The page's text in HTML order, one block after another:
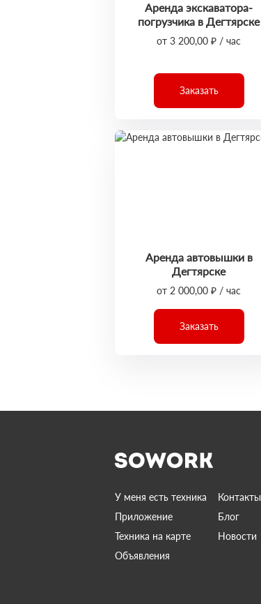
Аренда экскаватора-
погрузчика в Дегтярске
от 3 200,00 ₽ / час
Заказать
Аренда автовышки в
Дегтярске
от 2 000,00 ₽ / час
Заказать
У меня есть техника
Контакты
Приложение
Блог
Техника на карте
Новости
Объявления